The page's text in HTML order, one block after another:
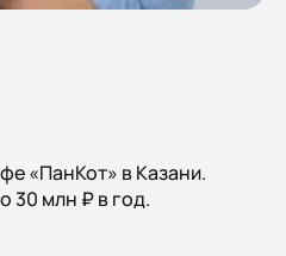
«ПанКот» в Казани.
30 млн ₽ в год.